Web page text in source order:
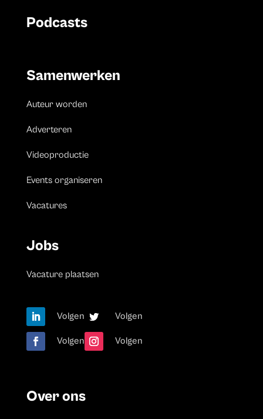
Podcasts
Samenwerken
Auteur worden
Adverteren
Videoproductie
Events organiseren
Vacatures
Jobs
Vacature plaatsen
Volgen Volgen
Volgen Volgen
Over ons